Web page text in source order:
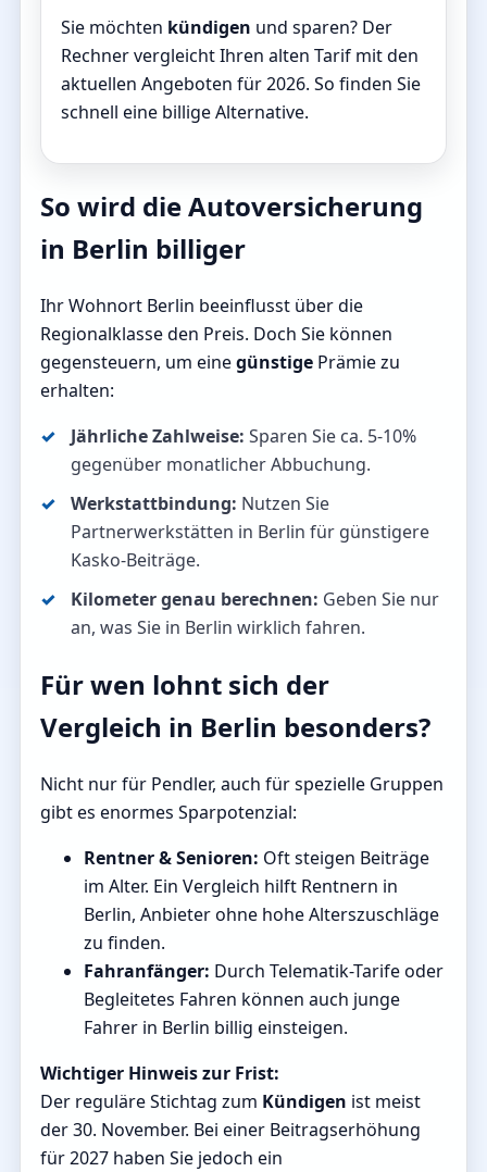
Sie möchten kündigen und sparen? Der
Rechner vergleicht Ihren alten Tarif mit den
aktuellen Angeboten für 2026. So finden Sie
schnell eine billige Alternative.
So wird die Autoversicherung
in Berlin billiger
Ihr Wohnort Berlin beeinflusst über die
Regionalklasse den Preis. Doch Sie können
gegensteuern, um einegünstige Prämie zu
erhalten:
Jährliche Zahlweise: Sparen Sie ca. 5-10%
gegenüber monatlicher Abbuchung.
Werkstattbindung: Nutzen Sie
Partnerwerkstätten in Berlin für günstigere
Kasko-Beiträge.
Kilometer genau berechnen: Geben Sie nur
an, was Sie in Berlin wirklich fahren.
Für wen lohnt sich der
Vergleich in Berlin besonders?
Nicht nur für Pendler, auch für spezielle Gruppen
gibt es enormes Sparpotenzial:
Rentner & Senioren: Oft steigen Beiträge
im Alter. Ein Vergleich hilft Rentnern in
Berlin, Anbieter ohne hohe Alterszuschläge
zu finden.
Fahranfänger: Durch Telematik-Tarife oder
Begleitetes Fahren können auch junge
Fahrer in Berlin billig einsteigen.
Wichtiger Hinweis zur Frist:
Der reguläre Stichtag zum Kündigen ist meist
der 30. November. Bei einer Beitragserhöhung
für 2027 haben Sie jedoch ein